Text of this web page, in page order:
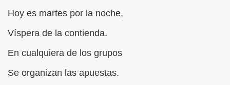
Hoy es martes por la noche,
Víspera de la contienda.
En cualquiera de los grupos
Se organizan las apuestas.